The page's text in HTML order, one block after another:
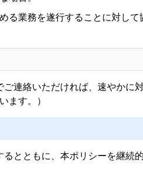
る業務を遂行することに対して
連絡いただければ、速やかに
ます。）
とともに、本ポリシーを継続